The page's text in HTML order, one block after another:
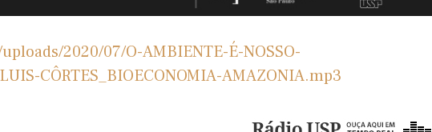
2020/07/O-AMBIENTE-É-NOSSO-
CÔRTES_BIOECONOMIA-AMAZONIA.mp3